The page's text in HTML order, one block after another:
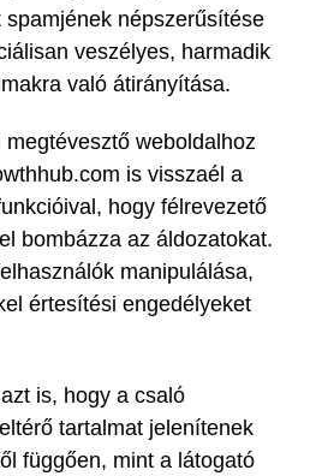
népszerűsítése
veszélyes, harmadik
való átirányítása.
weboldalhoz
is visszaél a
hogy félrevezető
bombázza az áldozatokat.
manipulálása,
értesítési engedélyeket
is, hogy a csaló
tartalmat jelenítenek
függően, mint a látogató